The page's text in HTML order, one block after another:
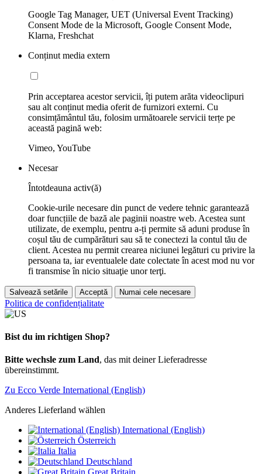
Google Tag Manager, UET (Universal Event Tracking)
Consent Mode de la Microsoft, Google Consent Mode,
Klarna, Freshchat
Conținut media extern
Prin acceptarea acestor servicii, îți putem arăta videoclipuri
sau alt conținut media oferit de furnizori externi. Cu
consimțământul tău, folosim următoarele servicii terțe pe
această pagină web:
Vimeo, YouTube
Necesar
Întotdeauna activ(ă)
Cookie-urile necesare din punct de vedere tehnic garantează
doar funcțiile de bază ale paginii noastre web. Acestea sunt
utilizate, de exemplu, pentru a-ți permite să aduni produse în
coșul tău de cumpărături sau să te conectezi la contul tău de
client. Acestea nu permit crearea niciunei legături cu privire la
persoana ta, iar eventualele date colectate în acest mod nu vor
fi transmise în nicio situaţie unor terţi.
Salvează setările Acceptă Numai cele necesare
Politica de confidențialitate
Bist du im richtigen Shop?
Bitte wechsle zum Land, das mit deiner Lieferadresse
übereinstimmt.
Zu Ecco Verde International (English)
Anderes Lieferland wählen
International (English)
Österreich
Italia
Deutschland